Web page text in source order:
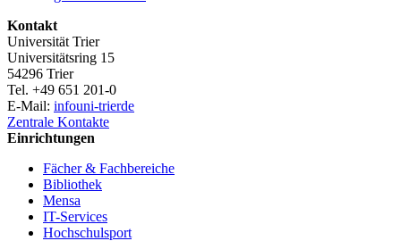
Kontakt
Universität Trier
Universitätsring 15
54296 Trier
Tel. +49 651 201-0
E-Mail: infouni-trierde
Zentrale Kontakte
Einrichtungen
Fächer & Fachbereiche
Bibliothek
Mensa
IT-Services
Hochschulsport